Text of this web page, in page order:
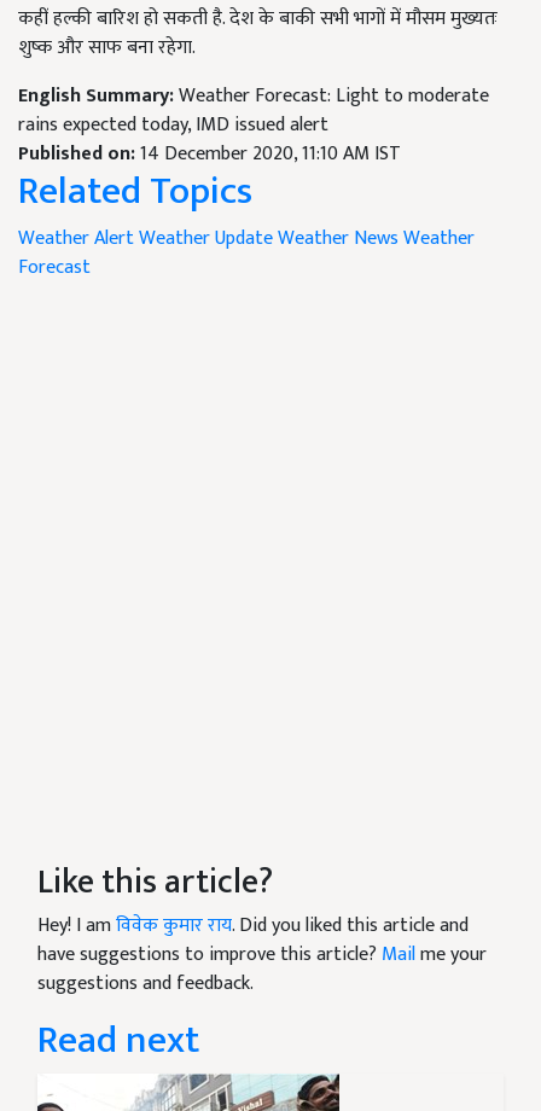
कहीं हल्की बारिश हो सकती है. देश के बाकी सभी भागों में मौसम मुख्यतः
शुष्क और साफ बना रहेगा.
English Summary:Weather Forecast: Light to moderate
rains expected today, IMD issued alert
Published on:14 December 2020, 11:10 AM IST
Related Topics
Weather AlertWeather UpdateWeather NewsWeather
Forecast
Like this article?
Hey! I amविवेक कुमार राय. Did you liked this article and
have suggestions to improve this article? Mailme your
suggestions and feedback.
Read next